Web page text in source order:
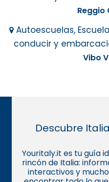
Reggio
Autoescuelas,
conducir y
Vibo
Descubre
Youritaly.it es tu guía
rincón de Italia:
interactivos y